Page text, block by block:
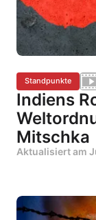
Standpunkte
Indiens
Mitschka
Aktualisiert am